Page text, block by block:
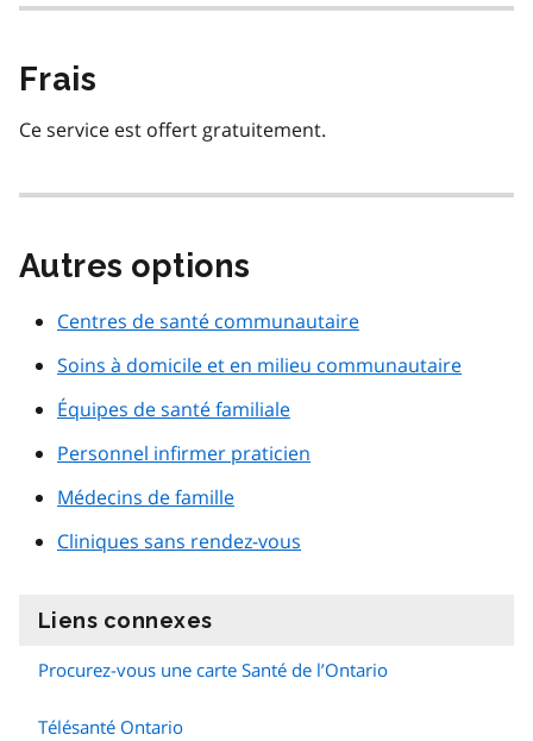
Frais
Ce service est offert gratuitement.
Autres options
Centres de santé communautaire
Soins à domicile et en milieu communautaire
Équipes de santé familiale
Personnel infirmer praticien
Médecins de famille
Cliniques sans rendez-vous
Liens connexes
Procurez-vous une carte Santé de l’Ontario
Télésanté Ontario